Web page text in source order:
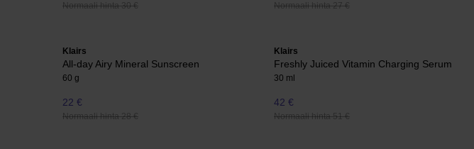
Normaali hinta 30 € Normaali hinta 27 €
Klairs
All-day Airy Mineral Sunscreen
60 g
22 €
Normaali hinta 28 €
Klairs
Freshly Juiced Vitamin Charging Serum
30 ml
42 €
Normaali hinta 51 €